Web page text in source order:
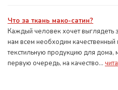
Что за ткань мако-сатин?
Каждый человек хочет
нам всем необходим
текстильную продукцию для
первую очередь, на качество...